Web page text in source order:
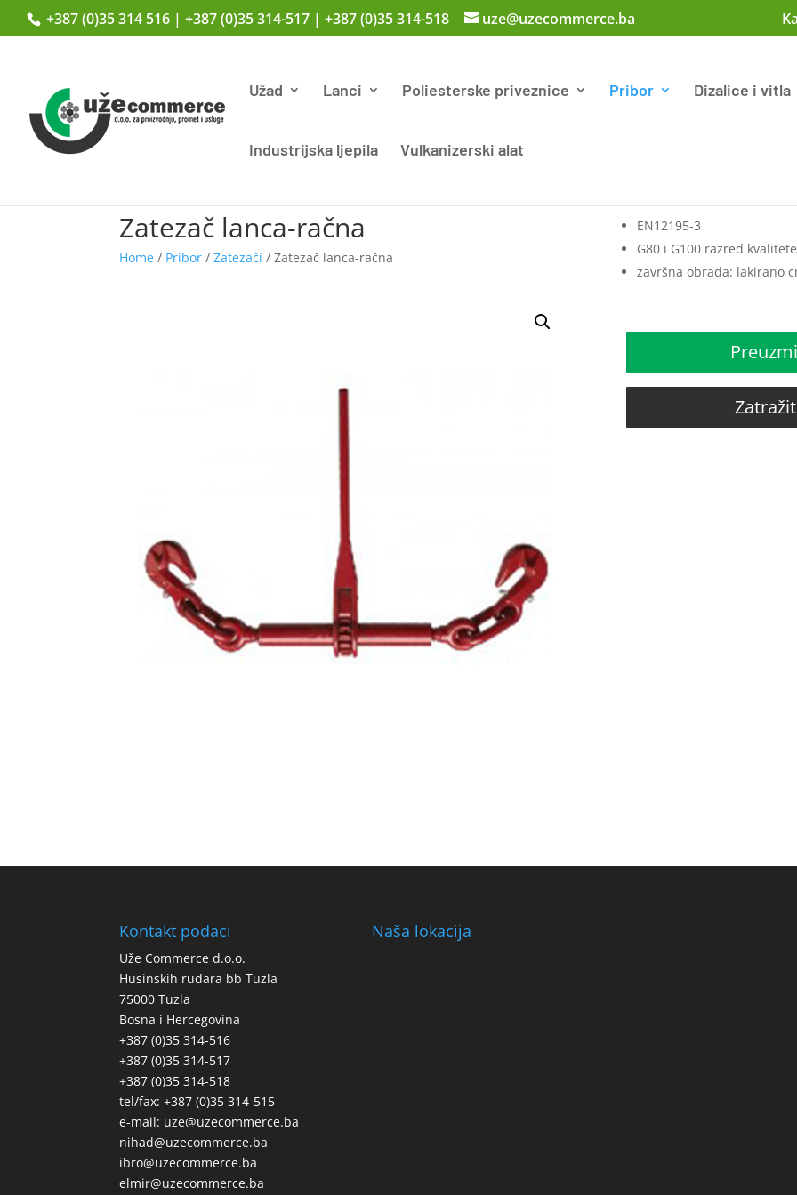
+387 (0)35 314 516 | +387 (0)35 314-517 | +387 (0)35 314-518 uze@uzecommerce.ba
Užad Lanci Poliesterske priveznice Pribor Dizalice i vitla
Industrijska ljepila Vulkanizerski alat
Zatezač lanca-račna
Home / Pribor /Zatezači / Zatezač lanca-račna
EN12195-3
G80 i G100 razred kvalitete
završna obrada: lakirano
Kontakt podaci
Uže Commerce d.o.o.
Husinskih rudara bb Tuzla
75000 Tuzla
Bosna i Hercegovina
+387 (0)35 314-516
+387 (0)35 314-517
+387 (0)35 314-518
tel/fax: +387 (0)35 314-515
e-mail: uze@uzecommerce.ba
nihad@uzecommerce.ba
ibro@uzecommerce.ba
elmir@uzecommerce.ba
Naša lokacija